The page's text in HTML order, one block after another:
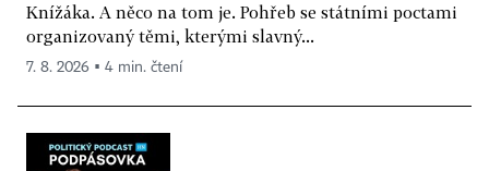
Knížáka. A něco na tom je. Pohřeb se státními poctami
organizovaný těmi, kterými slavný...
7. 8. 2026 ▪ 4 min. čtení